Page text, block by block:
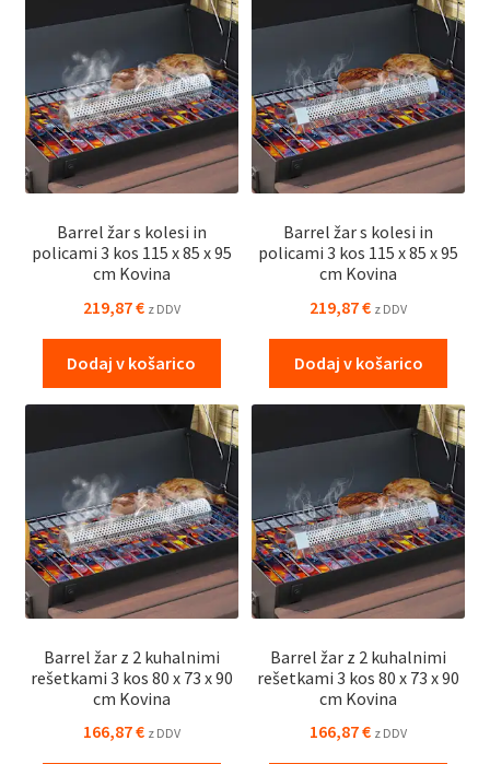
Barrel žar s kolesi in
policami 3 kos 115 x 85 x 95
cm Kovina
219,87€ z DDV
Dodaj v košarico
Barrel žar s kolesi in
policami 3 kos 115 x 85 x 95
cm Kovina
219,87€ z DDV
Dodaj v košarico
Barrel žar z 2 kuhalnimi
rešetkami 3 kos 80 x 73 x 90
cm Kovina
166,87€ z DDV
Barrel žar z 2 kuhalnimi
rešetkami 3 kos 80 x 73 x 90
cm Kovina
166,87€ z DDV